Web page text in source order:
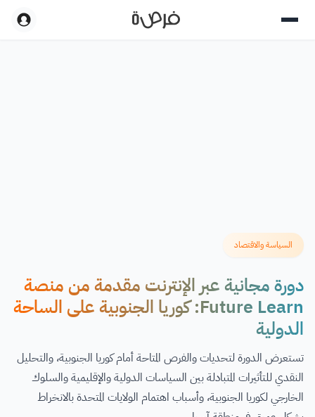
السياسة والاقتصاد
دورة مجانية عبر الإنترنت مقدمة من منصة
Future Learn: كوريا الجنوبية على الساحة
الدولية
تستعرض الدورة لتحديات والفرص المتاحة أمام كوريا الجنوبية، والتحليل
النقدي للتأثيرات المتبادلة بين السياسات الدولية والإقليمية والسلوك
الخارجي لكوريا الجنوبية، وأسباب اهتمام الولايات المتحدة بالانخراط